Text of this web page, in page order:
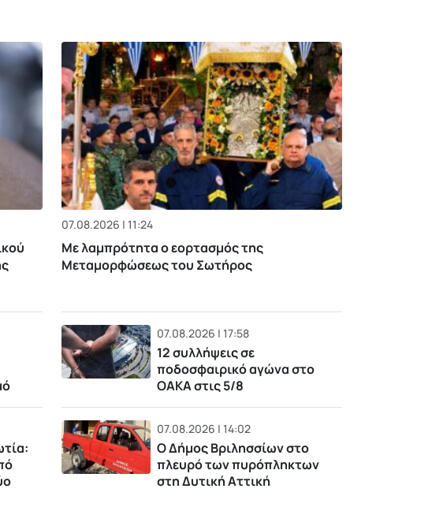
07.08.2026 | 11:24
Με λαμπρότητα ο εορτασμός της
Μεταμορφώσεως του Σωτήρος
07.08.2026 | 17:58
12 συλλήψεις σε
ποδοσφαιρικό αγώνα στο
ΟΑΚΑ στις 5/8
07.08.2026 | 14:02
Ο Δήμος Βριλησσίων στο
πλευρό των πυρόπληκτων
στη Δυτική Αττική